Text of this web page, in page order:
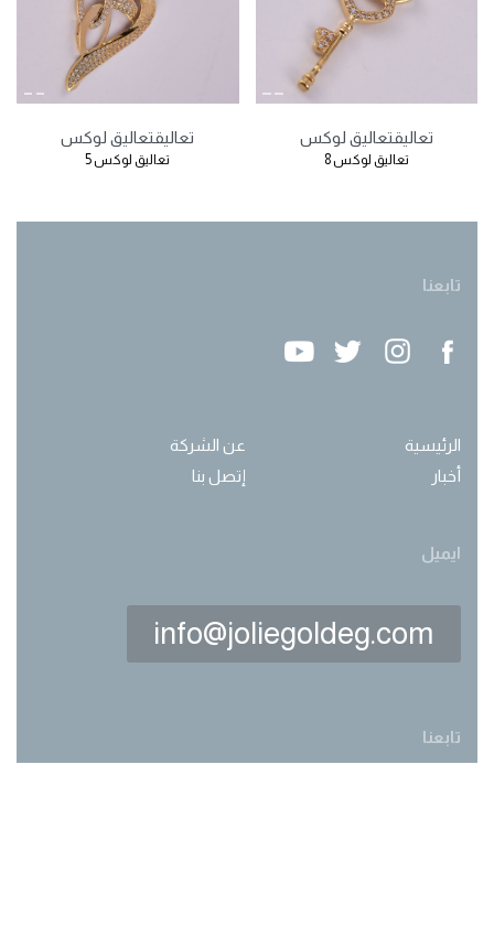
تعاليقتعاليق لوكس
تعاليق لوكس 8
تعاليقتعاليق لوكس
تعاليق لوكس 5
تابعنا
الرئيسية
عن الشركة
أخبار
إتصل بنا
ايميل
info@joliegoldeg.com
تابعنا